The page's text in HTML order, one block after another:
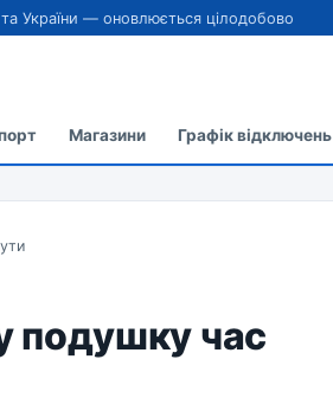
України — оновлюється цілодобово
Магазини Графік відключень
подушку час